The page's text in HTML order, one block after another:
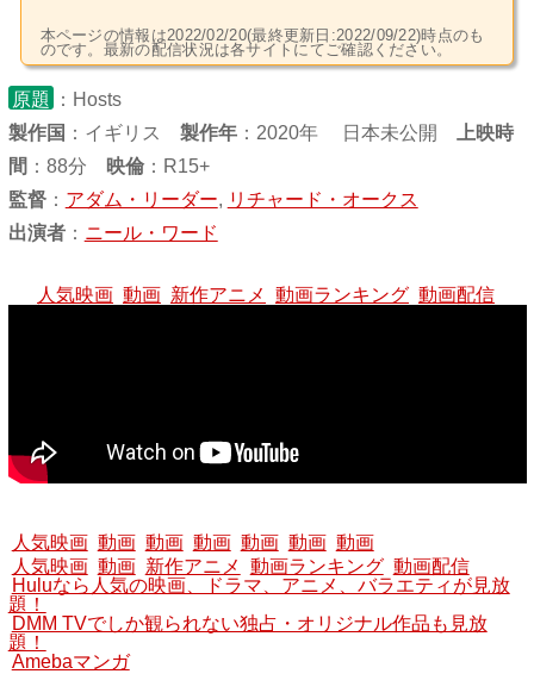
本ページの情報は2022/02/20(最終更新日:2022/09/22)時点のも
のです。最新の配信状況は各サイトにてご確認ください。
原題
：Hosts
製作国 ： イギリス 製作年：2020年 日本未公開
上映時
間 ：88分 映倫：R15+
監督： アダム・リーダー, リチャード・オークス
出演者： ニール・ワード
人気映画 動画 新作アニメ 動画ランキング 動画配信
人気映画 動画 動画 動画 動画 動画 動画
人気映画 動画 新作アニメ 動画ランキング 動画配信
Huluなら人気の映画、ドラマ、アニメ、バラエティが見放
題！
DMM TVでしか観られない独占・オリジナル作品も見放
題！
Amebaマンガ